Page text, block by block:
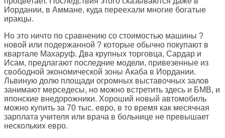
Иордании, в Аммане, куда переехали многие богатые
иракцы.
Но это ничто по сравнению со стоимостью машины ?
новой или подержанной ? которые обычно покупают в
квартале Махаруф. Два крупных торговца, Сардар и
Исам, предлагают последние модели, привезенные из
свободной экономической зоны Акаба в Иордании.
Львиную долю площади огромных выставочных залов
занимают мерседесы, но можно встретить здесь и БМВ, и
японские внедорожники. Хороший новый автомобиль
можно купить за 70 тыс. евро, в то время как месячная
зарплата учителя или врача в больнице не превышает
нескольких евро.